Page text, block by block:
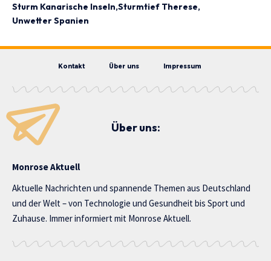
Sturm Kanarische Inseln Sturmtief Therese
Unwetter Spanien
Kontakt Über uns Impressum
Über uns:
Monrose Aktuell
Aktuelle Nachrichten und spannende Themen aus Deutschland
und der Welt – von Technologie und Gesundheit bis Sport und
Zuhause. Immer informiert mit Monrose Aktuell.